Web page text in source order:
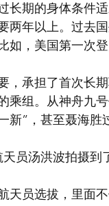
期的身体条件适
两年以上。过去
如，美国第一次
承担了首次长期
乘组。从神舟九
新”，甚至聂海胜
天员汤洪波拍摄
员选拔，里面不